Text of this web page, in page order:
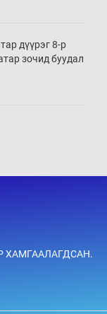
эхлүүлнэ
дүүрэг 8-р
зочид буудал
ХАМГААЛАГДСАН.